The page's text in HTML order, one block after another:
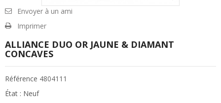
Envoyer à un ami
Imprimer
ALLIANCE DUO OR JAUNE & DIAMANT
CONCAVES
Référence 4804111
État : Neuf